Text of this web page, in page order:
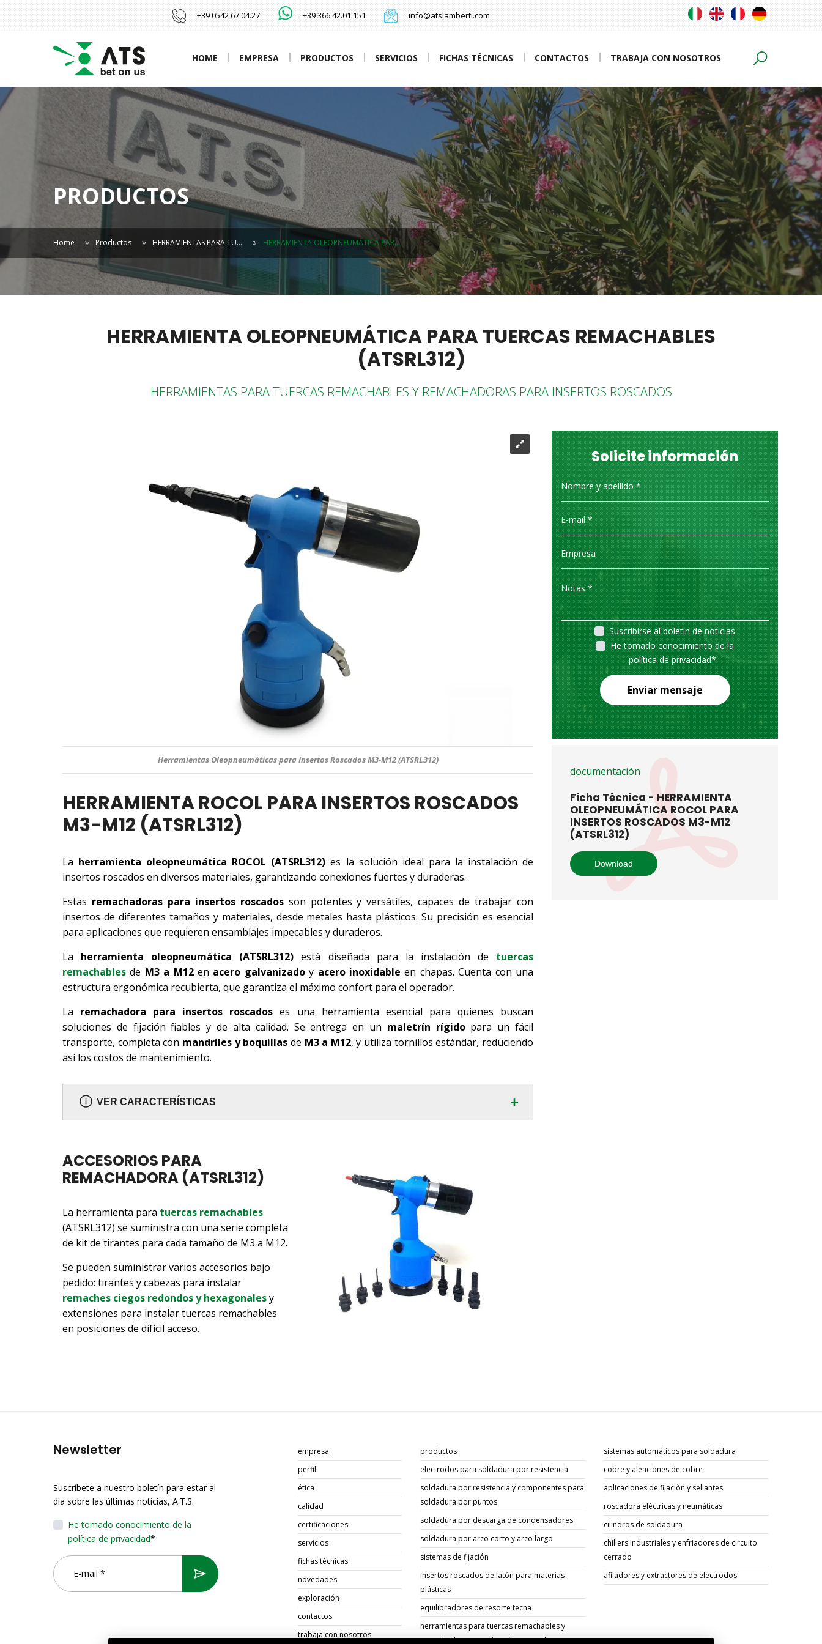
+39 0542 67.04.27 +39 366.42.01.151 info@atslamberti.com
HOME EMPRESA PRODUCTOS SERVICIOS FICHAS TÉCNICAS CONTACTOS TRABAJA CON NOSOTROS
PRODUCTOS
Home Productos HERRAMIENTAS PARA TU… HERRAMIENTA OLEOPNEUMÁTICA PAR…
HERRAMIENTA OLEOPNEUMÁTICA PARA TUERCAS REMACHABLES
(ATSRL312)
HERRAMIENTAS PARA TUERCAS REMACHABLES Y REMACHADORAS PARA INSERTOS ROSCADOS
Herramientas Oleopneumáticas para Insertos Roscados M3-M12 (ATSRL312)
HERRAMIENTA ROCOL PARA INSERTOS ROSCADOS
M3-M12 (ATSRL312)
La herramienta oleopneumática ROCOL (ATSRL312) es la solución ideal para la instalación de
insertos roscados en diversos materiales, garantizando conexiones fuertes y duraderas.
Estas remachadoras para insertos roscadosson potentes y versátiles, capaces de trabajar con
insertos de diferentes tamaños y materiales, desde metales hasta plásticos. Su precisión es esencial
para aplicaciones que requieren ensamblajes impecables y duraderos.
La herramienta oleopneumática (ATSRL312) está diseñada para la instalación de tuercas
remachables de M3 a M12en acero galvanizadoy acero inoxidable en chapas. Cuenta con una
estructura ergonómica recubierta, que garantiza el máximo confort para el operador.
La remachadora para insertos roscados es una herramienta esencial para quienes buscan
soluciones de fijación fiables y de alta calidad. Se entrega en un maletrín rígidopara un fácil
transporte, completa con mandriles y boquillas de M3 a M12, y utiliza tornillos estándar, reduciendo
así los costos de mantenimiento.
+
VER CARACTERÍSTICAS
ACCESORIOS PARA
REMACHADORA (ATSRL312)
La herramienta para tuercas remachables
(ATSRL312) se suministra con una serie completa
de kit de tirantes para cada tamaño de M3 a M12.
Se pueden suministrar varios accesorios bajo
pedido: tirantes y cabezas para instalar
remaches ciegos redondos y hexagonalesy
extensiones para instalar tuercas remachables
en posiciones de difícil acceso.
Solicite información
Suscribirse al boletín de noticias
He tomado conocimiento de la
política de privacidad*
Enviar mensaje
documentación
Ficha Técnica - HERRAMIENTA
OLEOPNEUMÁTICA ROCOL PARA
INSERTOS ROSCADOS M3-M12
(ATSRL312)
Download
Newsletter
Suscríbete a nuestro boletín para estar al
día sobre las últimas noticias, A.T.S.
He tomado conocimiento de la
política de privacidad*
empresa
perfil
ética
calidad
certificaciones
servicios
fichas técnicas
novedades
exploración
contactos
trabaja con nosotros
productos
electrodos para soldadura por resistencia
soldadura por resistencia y componentes para
soldadura por puntos
soldadura por descarga de condensadores
soldadura por arco corto y arco largo
sistemas de fijación
insertos roscados de latón para materias
plásticas
equilibradores de resorte tecna
herramientas para tuercas remachables y
remachadoras para insertos roscados
sistemas automáticos para soldadura
cobre y aleaciones de cobre
aplicaciones de fijaciòn y sellantes
roscadora eléctricas y neumáticas
cilindros de soldadura
chillers industriales y enfriadores de circuito
cerrado
afiladores y extractores de electrodos